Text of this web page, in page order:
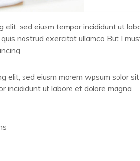
elit, sed eiusm tempor incididunt ut
nostrud exercitat ullamco But I
elit, sed eiusm morem wpsum solor sit
incididunt ut labore et dolore magna